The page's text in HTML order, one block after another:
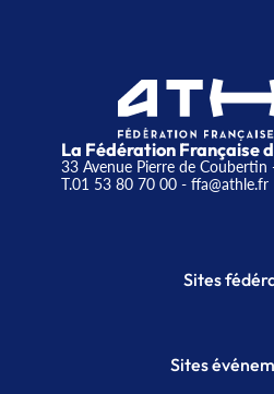
La Fédération Française
33 Avenue Pierre de Coubertin
T.01 53 80 70 00- ffa@athle.fr
Sites
Plateforme
Sites